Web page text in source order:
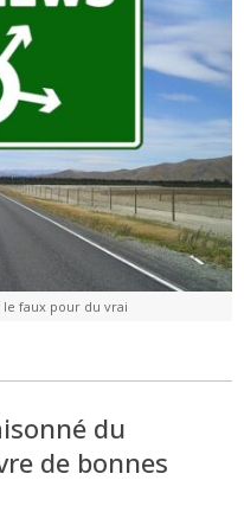
le faux pour du vrai
du
de bonnes